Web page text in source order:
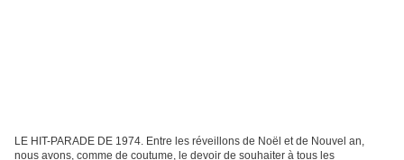
LE HIT-PARADE DE 1974. Entre les réveillons de Noël et de Nouvel an,
nous avons, comme de coutume, le devoir de souhaiter à tous les